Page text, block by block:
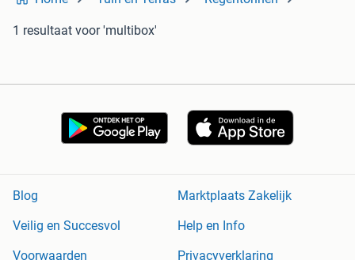
1 resultaat voor 'multibox'
Blog
Marktplaats Zakelijk
Veilig en Succesvol
Help en Info
Voorwaarden
Privacyverklaring